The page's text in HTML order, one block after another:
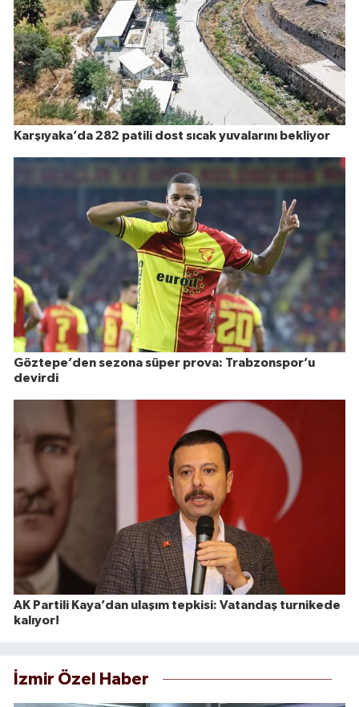
Karşıyaka’da 282 patili dost sıcak yuvalarını bekliyor
Göztepe’den sezona süper prova: Trabzonspor’u
devirdi
AK Partili Kaya’dan ulaşım tepkisi: Vatandaş turnikede
kalıyor!
İzmir Özel Haber